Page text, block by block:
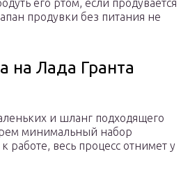
его ртом, если продувается
продувки без питания не
на Лада Гранта
и шланг подходящего
минимальный набор
работе, весь процесс отнимет у